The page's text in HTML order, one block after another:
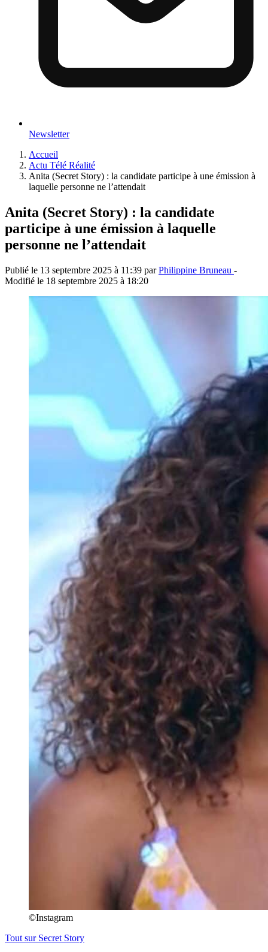
Newsletter
Accueil
Actu Télé Réalité
Anita (Secret Story) : la candidate participe à une émission à
laquelle personne ne l’attendait
Anita (Secret Story) : la candidate
participe à une émission à laquelle
personne ne l’attendait
Publié le 13 septembre 2025 à 11:39 parPhilippine Bruneau -
Modifié le 18 septembre 2025 à 18:20
©Instagram
Tout sur Secret Story